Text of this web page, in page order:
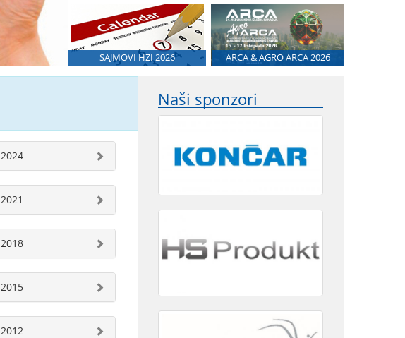
SAJMOVI HZI 2026 ARCA & AGRO ARCA 2026
2024
2021
2018
2015
2012
Naši sponzori